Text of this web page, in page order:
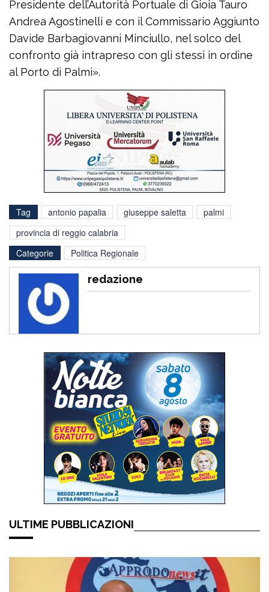
Presidente dell’Autorità Portuale di Gioia Tauro
Andrea Agostinelli e con il Commissario Aggiunto
Davide Barbagiovanni Minciullo, nel solco del
confronto già intrapreso con gli stessi in ordine
al Porto di Palmi».
Tag antonio papalia giuseppe saletta
palmi
provincia di reggio calabria
Categorie
Politica Regionale
redazione
ULTIME PUBBLICAZIONI